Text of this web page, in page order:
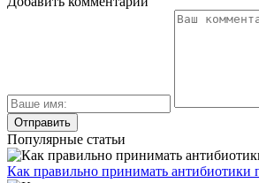
Популярные статьи
Как правильно принимать антибиотики